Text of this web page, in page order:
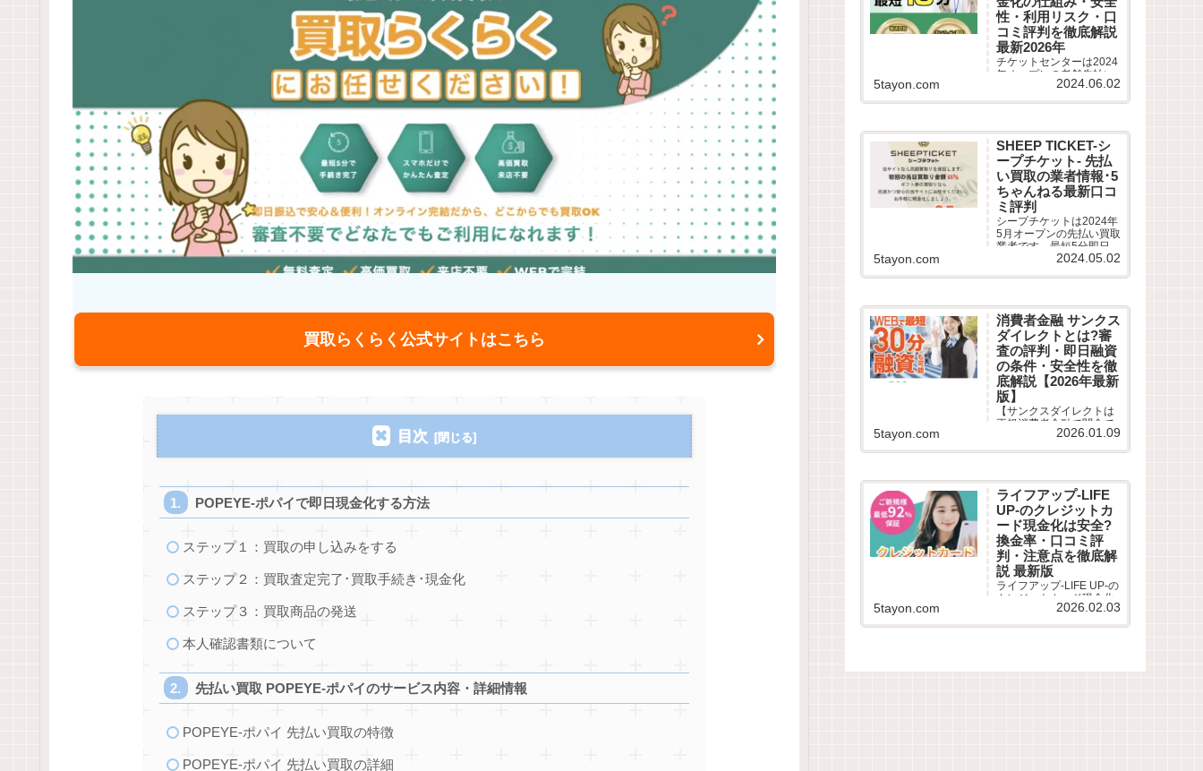
買取らくらく公式サイトはこちら
目次
POPEYE-ポパイで即日現金化する方法
ステップ１：買取の申し込みをする
ステップ２：買取査定完了･買取手続き･現金化
ステップ３：買取商品の発送
本人確認書類について
先払い買取 POPEYE-ポパイのサービス内容・詳細情報
POPEYE-ポパイ 先払い買取の特徴
POPEYE-ポパイ 先払い買取の詳細
情報でわかりやすく解説
します。
性・利用リスク・口
コミ評判を徹底解説
最新2026年
チケットセンターは2024
年オープンの老舗先払い
買取業者です。最短10分
ミ評判を徹底調査しまし
た。LINE完結の申込方法
や特徴、注意点など最新
情報でわかりやすく解説
します。
5tayon.com 2024.06.02
SHEEP TICKET-シ
ープチケット- 先払
い買取の業者情報･5
ちゃんねる最新口コ
ミ評判
シープチケットは2024年
5月オープンの先払い買取
業者です。最短5分即日現
金化サービスの仕組みや
判を徹底調査しました。
LINE完結の申込方法や特
徴、注意点など最新情報
でわかりやすく解説しま
す。
5tayon.com 2024.05.02
消費者金融 サンクス
ダイレクトとは?審
査の評判・即日融資
の条件・安全性を徹
底解説【2026年最新
版】
【サンクスダイレクトは
正規消費者金融で闇金で
はありません】柔軟な審
有無など気になる評判を
徹底解説。審査落ちが不
安な多重債務者も必見！
最新の借入条件を公開。
5tayon.com 2026.01.09
ライフアップ-LIFE
UP-のクレジットカ
ード現金化は安全?
換金率・口コミ評
判・注意点を徹底解
説 最新版
ライフアップ-LIFE UP-の
クレジットカード現金化
サービスを徹底解説。利
5tayon.com 2026.02.03